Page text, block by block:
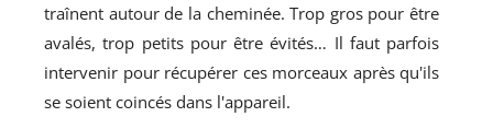
traînent autour de la cheminée. Trop gros pour être
avalés, trop petits pour être évités… Il faut parfois
intervenir pour récupérer ces morceaux après qu'ils
se soient coincés dans l'appareil.